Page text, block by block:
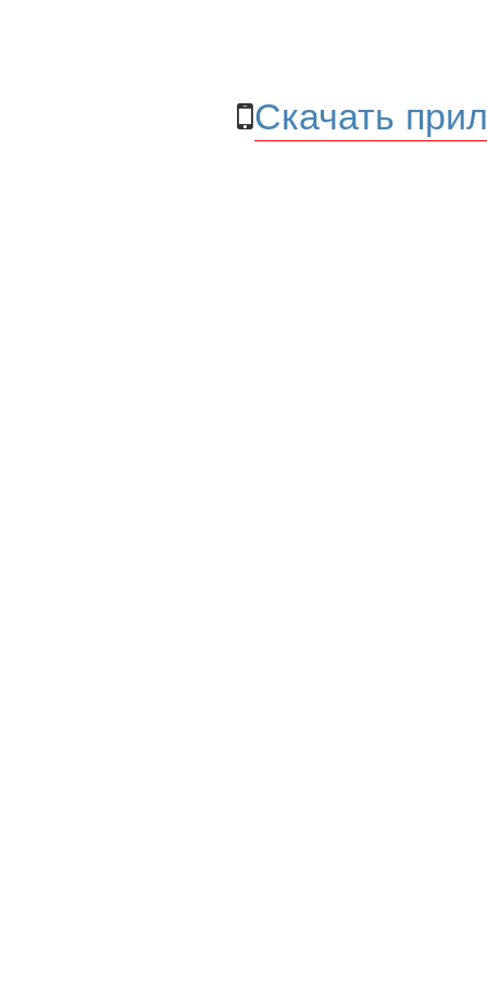
Скачать